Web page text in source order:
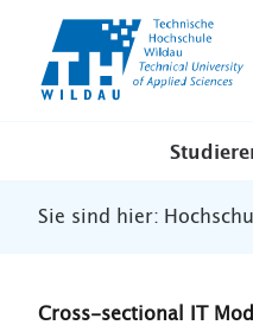
Sie sind hier:
Cross-sectional IT